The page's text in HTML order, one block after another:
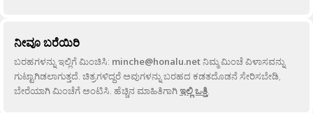
ನೀವೂ ಬರೆಯಿರಿ
ಬರಹಗಳನ್ನು ಇಲ್ಲಿಗೆ ಮಿಂಚಿಸಿ: minche@honalu.netನಿಮ್ಮ ಮಿಂಚೆ ವಿಳಾಸವನ್ನು
ಗುಟ್ಟಾಗಿಡಲಾಗುತ್ತದೆ. ಚಿತ್ರಗಳಿದ್ದರೆ ಅವುಗಳನ್ನು ಬರಹದ ಕಡತದೊಡನೆ ಸೇರಿಸಬೇಡಿ,
ಬೇರೆಯಾಗಿ ಮಿಂಚೆಗೆ ಅಂಟಿಸಿ. ಹೆಚ್ಚಿನ ಮಾಹಿತಿಗಾಗಿಇಲ್ಲಿ ಒತ್ತಿ.